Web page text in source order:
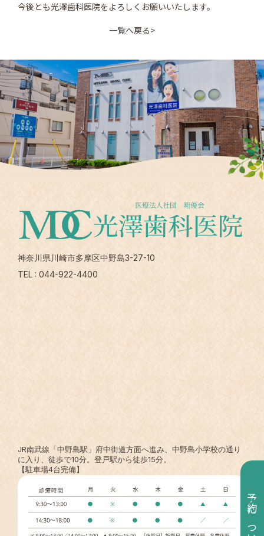
予約について
今後とも光澤歯科医院をよろしくお願いいたします。
一覧へ戻る>
神奈川県川崎市多摩区中野島3-27-10
TEL : 044-922-4400
JR南武線「中野島駅」府中街道方面へ進み、中野島小学校の通り
に入り、徒歩で10分。登戸駅から徒歩15分。
【駐車場4台完備】